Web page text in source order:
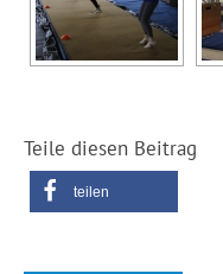
Teile diesen Beitrag
teilen